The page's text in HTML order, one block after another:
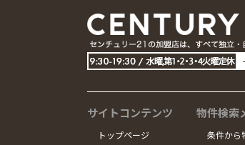
サイトコンテンツ
トップページ
物件検索
条件から